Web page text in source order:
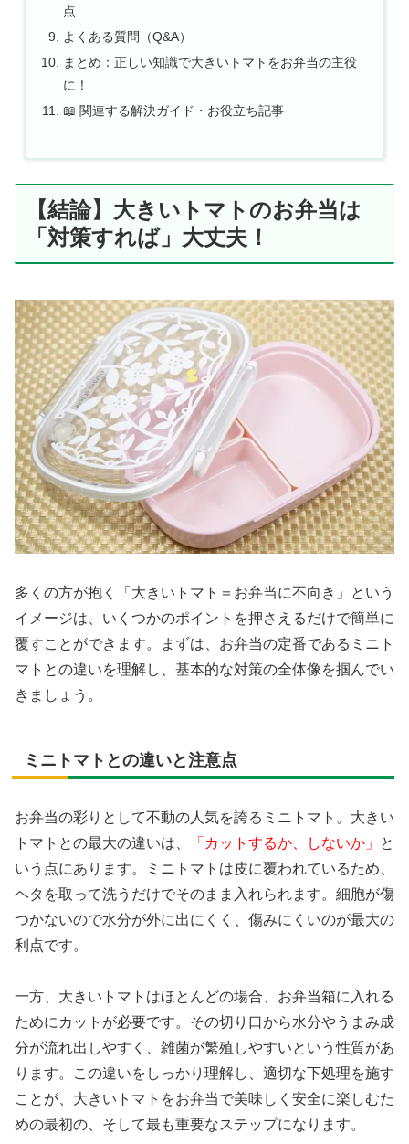
点
よくある質問（Q&A）
まとめ：正しい知識で大きいトマトをお弁当の主役
に！
📖 関連する解決ガイド・お役立ち記事
【結論】大きいトマトのお弁当は
「対策すれば」大丈夫！
多くの方が抱く「大きいトマト＝お弁当に不向き」という
イメージは、いくつかのポイントを押さえるだけで簡単に
覆すことができます。まずは、お弁当の定番であるミニト
マトとの違いを理解し、基本的な対策の全体像を掴んでい
きましょう。
ミニトマトとの違いと注意点
お弁当の彩りとして不動の人気を誇るミニトマト。大きい
トマトとの最大の違いは、
「カットするか、しないか」
と
いう点にあります。ミニトマトは皮に覆われているため、
ヘタを取って洗うだけでそのまま入れられます。細胞が傷
つかないので水分が外に出にくく、傷みにくいのが最大の
利点です。
一方、大きいトマトはほとんどの場合、お弁当箱に入れる
ためにカットが必要です。その切り口から水分やうまみ成
分が流れ出しやすく、雑菌が繁殖しやすいという性質があ
ります。この違いをしっかり理解し、適切な下処理を施す
ことが、大きいトマトをお弁当で美味しく安全に楽しむた
めの最初の、そして最も重要なステップになります。